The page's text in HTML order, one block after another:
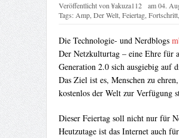
Veröffentlicht von¥akuza112 am04.
Tags:Amp,Der Welt,Feiertag,Fortschritt,
Die Technologie- und Nerdblogs
Der Netzkulturtag – eine Ehre für
Generation 2.0 sich ausgiebig auf
Das Ziel ist es, Menschen zu
kostenlos der Welt zur Verfügung
Dieser Feiertag soll nicht nur für
Heutzutage ist das Internet auch